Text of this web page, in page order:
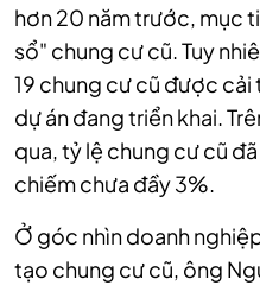
hơn 20 năm trước, mục
sổ" chung cư cũ. Tuy
19 chung cư cũ được cải
dự án đang triển khai.
qua, tỷ lệ chung cư cũ
chiếm chưa đầy 3%.
Ở góc nhìn doanh
tạo chung cư cũ, ông